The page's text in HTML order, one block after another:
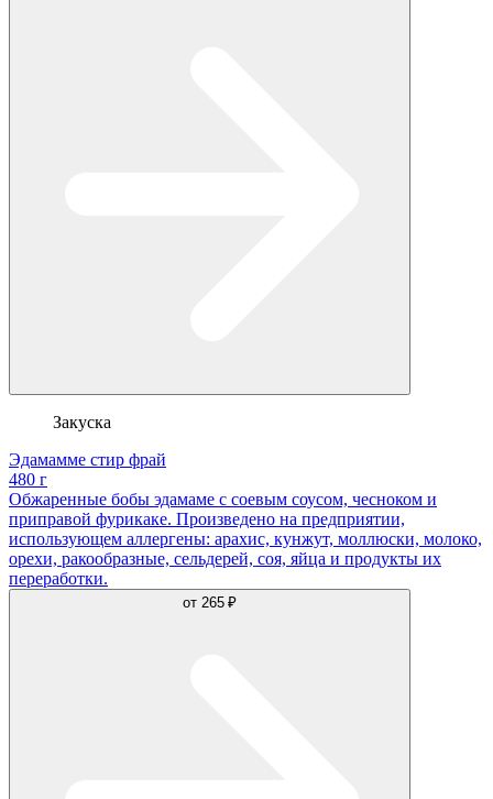
Закуска
Эдамамме стир фрай
480 г
Обжаренные бобы эдамаме с соевым соусом, чесноком и
приправой фурикаке. Произведено на предприятии,
использующем аллергены: арахис, кунжут, моллюски, молоко,
орехи, ракообразные, сельдерей, соя, яйца и продукты их
переработки.
от 265 ₽